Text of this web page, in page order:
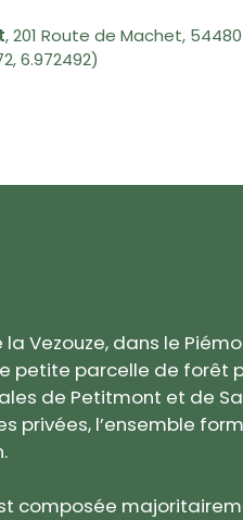
,201 Route de Machet,
6.972492)
Vezouze, dans le
petite parcelle de forêt
de Petitmont et de
privées, l’ensemble
composée